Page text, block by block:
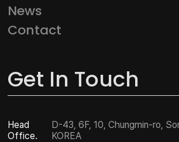
News
Contact
Get In Touch
Head
Office.
D-43, 6F, 10, Chungmin-ro,
KOREA